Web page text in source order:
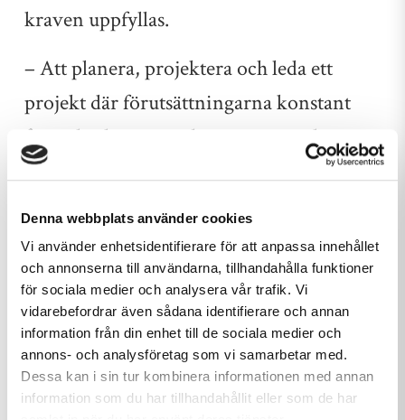
Denna webbplats använder cookies
Vi använder enhetsidentifierare för att anpassa innehållet
och annonserna till användarna, tillhandahålla funktioner
för sociala medier och analysera vår trafik. Vi
vidarebefordrar även sådana identifierare och annan
information från din enhet till de sociala medier och
annons- och analysföretag som vi samarbetar med.
Dessa kan i sin tur kombinera informationen med annan
information som du har tillhandahållit eller som de har
kraven uppfyllas.
– Att planera, projektera och leda ett
projekt där förutsättningarna konstant
förändrades var oerhört utmanande, säger
Carl Dalgren, projekteringsledare på
engagemanget och yrkesstoltheten hos
underentreprenörer, yrkesarbetare och
konsulter i projektet. Deras vilja att skapa
något bra ur dessa utmaningar har
verkligen gjort skillnad för vår kund.